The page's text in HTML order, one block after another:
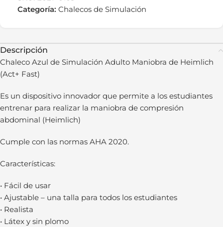
Categoría: Chalecos de Simulación
Descripción
Chaleco Azul de Simulación Adulto Maniobra de Heimlich
(Act+ Fast)
Es un dispositivo innovador que permite a los estudiantes
entrenar para realizar la maniobra de compresión
abdominal (Heimlich)
Cumple con las normas AHA 2020.
Características:
• Fácil de usar
• Ajustable – una talla para todos los estudiantes
• Realista
• Látex y sin plomo